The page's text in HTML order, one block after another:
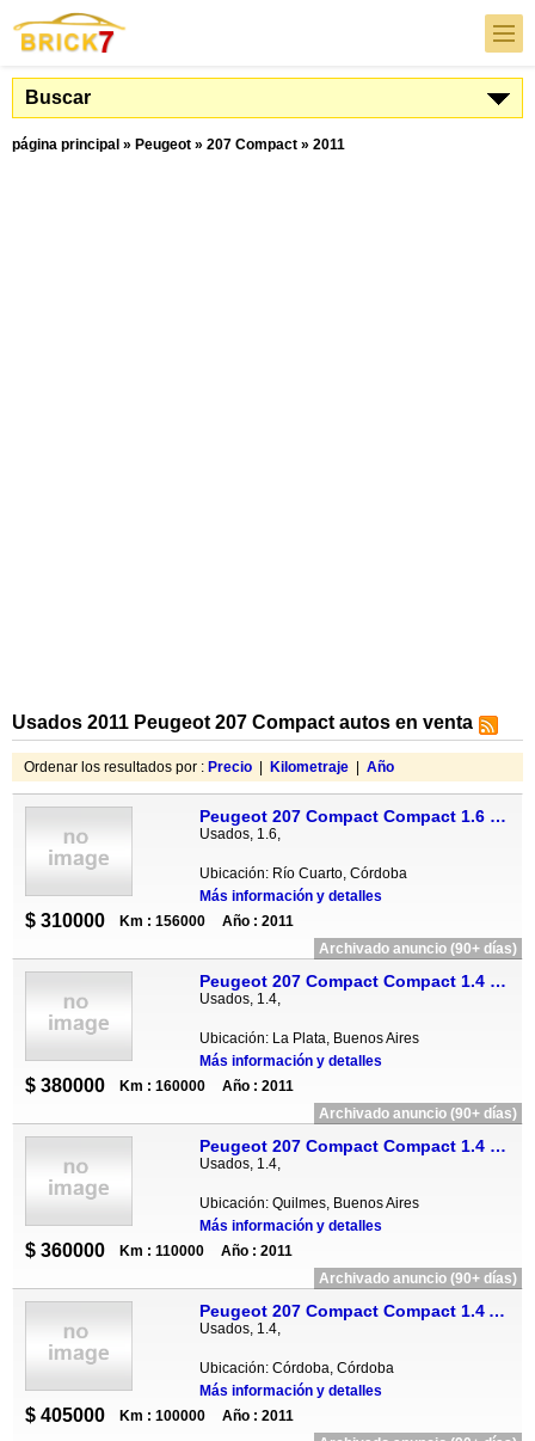
Buscar
página principal » Peugeot » 207 Compact » 2011
Usados 2011 Peugeot 207 Compact autos en venta
Ordenar los resultados por : Precio Kilometraje Año
Peugeot 207 Compact Compact 1.6 XT 5P
Usados, 1.6,
Ubicación: Río Cuarto, Córdoba
Más información y detalles
$ 310000 Km : 156000
Año : 2011
Archivado anuncio (90+ días)
Peugeot 207 Compact Compact 1.4 XR 5P
Usados, 1.4,
Ubicación: La Plata, Buenos Aires
Más información y detalles
$ 380000 Km : 160000
Año : 2011
Archivado anuncio (90+ días)
Peugeot 207 Compact Compact 1.4 HDi XT 4P
Usados, 1.4,
Ubicación: Quilmes, Buenos Aires
Más información y detalles
$ 360000 Km : 110000
Año : 2011
Archivado anuncio (90+ días)
Peugeot 207 Compact Compact 1.4 Allure 5P
Usados, 1.4,
Ubicación: Córdoba, Córdoba
Más información y detalles
$ 405000 Km : 100000
Año : 2011